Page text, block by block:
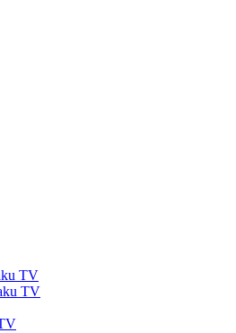
TV
TV